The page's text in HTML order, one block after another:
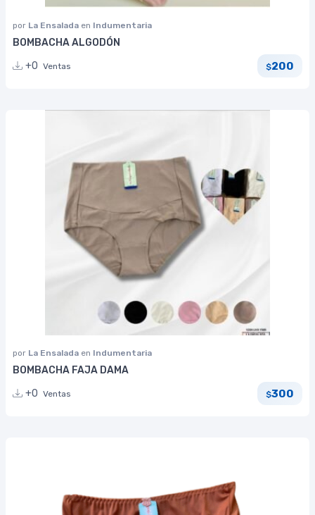
por La Ensalada en Indumentaria
BOMBACHA ALGODÓN
+0 Ventas $200
por La Ensalada en Indumentaria
BOMBACHA FAJA DAMA
+0 Ventas $300